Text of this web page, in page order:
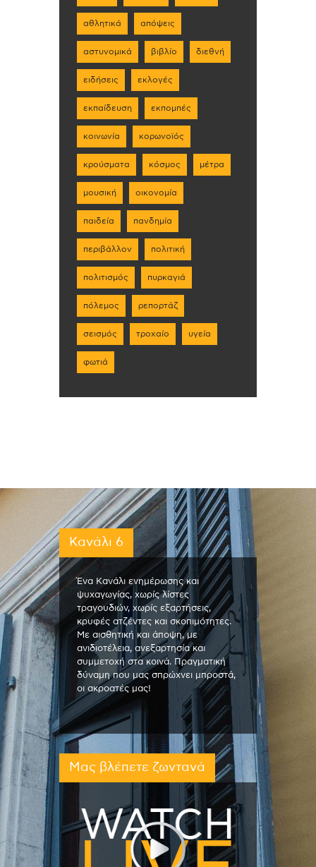
αθλητικά απόψεις
αστυνομικά βιβλίο διεθνή
ειδήσεις εκλογές
εκπαίδευση εκπομπές
κοινωνία κορωνοϊός
κρούσματα κόσμος μέτρα
μουσική οικονομία
παιδεία πανδημία
περιβάλλον πολιτική
πολιτισμός πυρκαγιά
πόλεμος ρεπορτάζ
σεισμός τροχαίο υγεία
φωτιά
Κανάλι 6
Ένα Κανάλι ενημέρωσης και
ψυχαγωγίας, χωρίς λίστες
τραγουδιών, χωρίς εξαρτήσεις,
κρυφές ατζέντες και σκοπιμότητες.
Με αισθητική και άποψη, με
ανιδιοτέλεια, ανεξαρτησία και
συμμετοχή στα κοινά. Πραγματική
δύναμη που μας σπρώχνει μπροστά,
οι ακροατές μας!
Μας βλέπετε ζωντανά